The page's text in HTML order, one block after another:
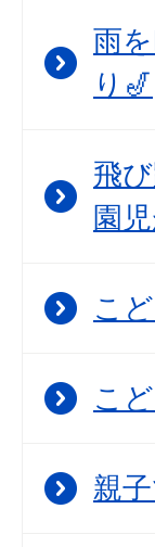
雨
り🎷
飛
園
こ
こ
親